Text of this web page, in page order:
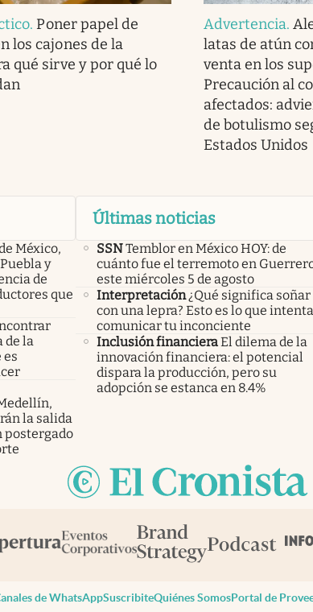
. Poner papel de
los cajones de la
qué sirve y por qué lo
Advertencia.
latas de atún
venta en los
Precaución al
afectados:
de botulismo
Estados Unidos
México,
y
de
que
de la
es
la salida
postergado
Últimas noticias
SSNTemblor en México HOY: de
cuánto fue el terremoto en
este miércoles 5 de agosto
Interpretación ¿Qué significa soñar
con una lepra? Esto es lo que intenta
comunicar tu inconciente
Inclusión financieraEl dilema de la
innovación financiera: el potencial
dispara la producción, pero su
adopción se estanca en 8.4%
de WhatsAppSuscribiteQuiénes SomosPortal de